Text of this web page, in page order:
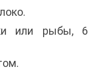
или рыбы, 6